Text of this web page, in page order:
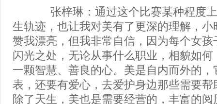
张梓琳：通过这个比赛某种程度上
生轨迹，也让我对美有了更深的理解，小
赞我漂亮，但我非常自信，因为每个女孩
闪光之处，无论从事什么职业，相貌如何
一颗智慧、善良的心。美是自内而外的，
表，还要有爱心，去爱护身边那些需要帮
除了天生，美也是需要经营的，丰富的